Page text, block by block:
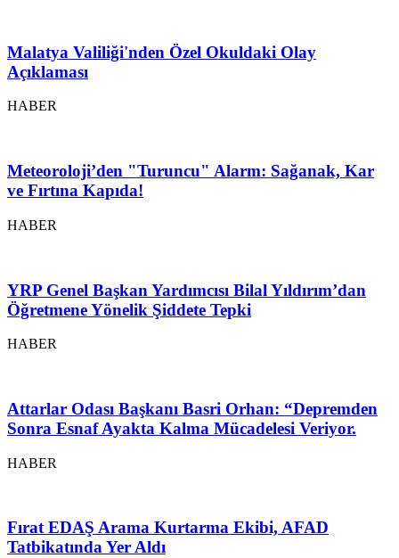
Malatya Valiliği'nden Özel Okuldaki Olay
Açıklaması
HABER
Meteoroloji’den "Turuncu" Alarm: Sağanak, Kar
ve Fırtına Kapıda!
HABER
YRP Genel Başkan Yardımcısı Bilal Yıldırım’dan
Öğretmene Yönelik Şiddete Tepki
HABER
Attarlar Odası Başkanı Basri Orhan: “Depremden
Sonra Esnaf Ayakta Kalma Mücadelesi Veriyor.
HABER
Fırat EDAŞ Arama Kurtarma Ekibi, AFAD
Tatbikatında Yer Aldı